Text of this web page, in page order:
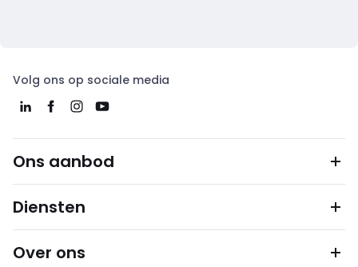
Volg ons op sociale media
Ons aanbod
Diensten
Over ons